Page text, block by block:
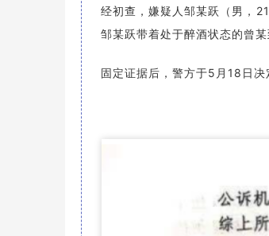
经初查，嫌疑人邹某跃（男，
邹某跃带着处于醉酒状态的曾
固定证据后，警方于5月18日